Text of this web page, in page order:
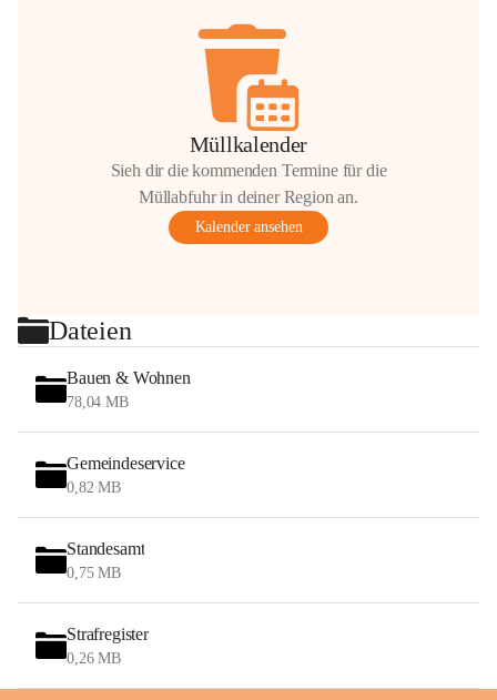
Müllkalender
Sieh dir die kommenden Termine für die
Müllabfuhr in deiner Region an.
Kalender ansehen
Dateien
Bauen & Wohnen
78,04 MB
Gemeindeservice
0,82 MB
Standesamt
0,75 MB
Strafregister
0,26 MB